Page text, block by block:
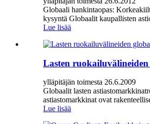
Globaali hankintaopas:
kysyntä Globaalit kaupallisten
Lue lisää
Lasten
ylläpitäjän toimesta 26.6.2009
Globaalit lasten
astiastomarkkinat ovat
Lue lisää